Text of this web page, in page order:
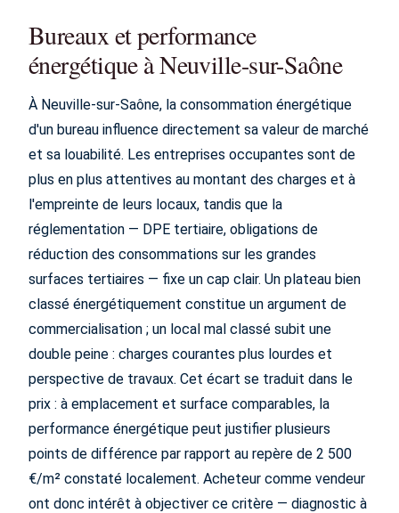
Bureaux et performance
énergétique à Neuville-sur-Saône
À Neuville-sur-Saône, la consommation énergétique
d'un bureau influence directement sa valeur de marché
et sa louabilité. Les entreprises occupantes sont de
plus en plus attentives au montant des charges et à
l'empreinte de leurs locaux, tandis que la
réglementation — DPE tertiaire, obligations de
réduction des consommations sur les grandes
surfaces tertiaires — fixe un cap clair. Un plateau bien
classé énergétiquement constitue un argument de
commercialisation ; un local mal classé subit une
double peine : charges courantes plus lourdes et
perspective de travaux. Cet écart se traduit dans le
prix : à emplacement et surface comparables, la
performance énergétique peut justifier plusieurs
points de différence par rapport au repère de 2 500
€/m² constaté localement. Acheteur comme vendeur
ont donc intérêt à objectiver ce critère — diagnostic à